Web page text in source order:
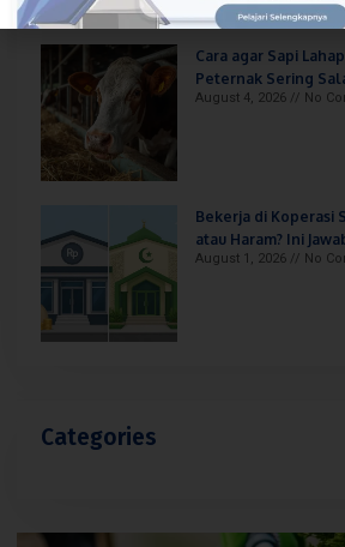
Cara agar Sapi
Peternak Sering
August 4, 2026 No
Bekerja di Koperasi
atau Haram? Ini
August 1, 2026 No
Categories